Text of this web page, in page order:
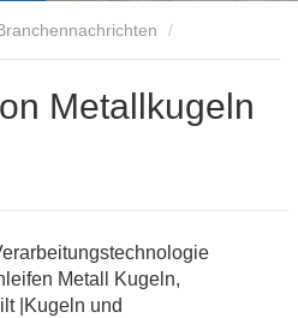
Metallkugeln
Metall Kugeln,
|Kugeln und